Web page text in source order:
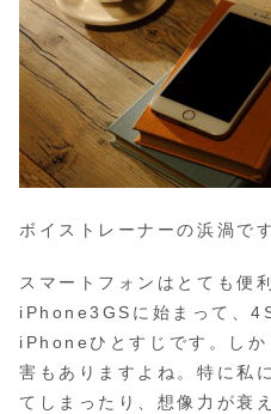
ボイストレーナーの浜渦です
スマートフォンはとても便
iPhone3GSに始まって、
iPhoneひとすじです。し
害もありますよね。特に私
てしまったり、想像力が衰